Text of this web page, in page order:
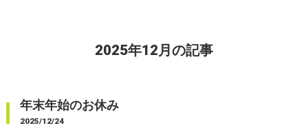
2025年12月の記事
年末年始のお休み
2025/12/24